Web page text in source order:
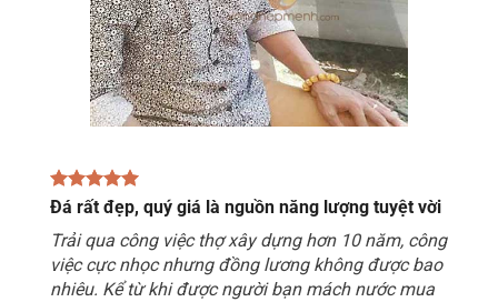
Đá rất đẹp, quý giá là nguồn năng lượng tuyệt vời
Trải qua công việc thợ xây dựng hơn 10 năm, công
việc cực nhọc nhưng đồng lương không được bao
nhiêu. Kể từ khi được người bạn mách nước mua